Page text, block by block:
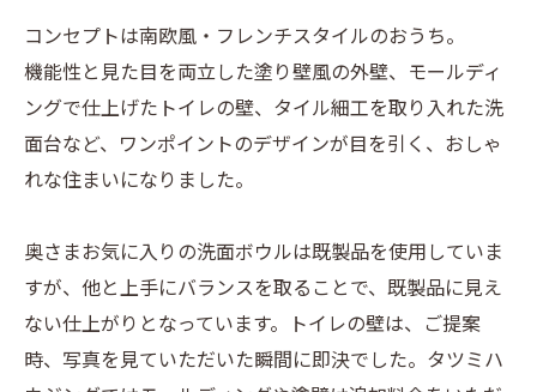
コンセプトは南欧風・フレンチスタイルのおうち。
機能性と見た目を両立した塗り壁風の外壁、モールディ
ングで仕上げたトイレの壁、タイル細工を取り入れた洗
面台など、ワンポイントのデザインが目を引く、おしゃ
れな住まいになりました。
奥さまお気に入りの洗面ボウルは既製品を使用していま
すが、他と上手にバランスを取ることで、既製品に見え
ない仕上がりとなっています。トイレの壁は、ご提案
時、写真を見ていただいた瞬間に即決でした。タツミハ